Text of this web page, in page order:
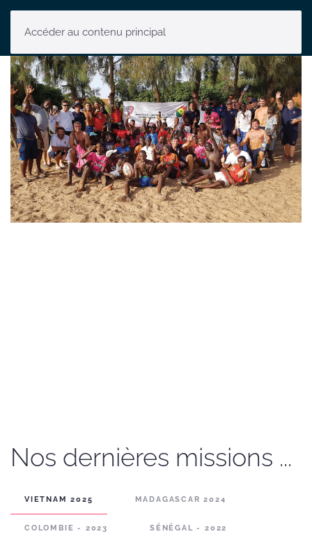
Accéder au contenu principal
Nos dernières missions ...
VIETNAM 2025 MADAGASCAR 2024
COLOMBIE - 2023 SÉNÉGAL - 2022